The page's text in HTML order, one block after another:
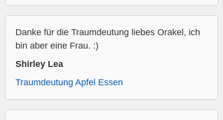
Danke für die Traumdeutung liebes Orakel, ich
bin aber eine Frau. :)
Shirley Lea
Traumdeutung Apfel Essen